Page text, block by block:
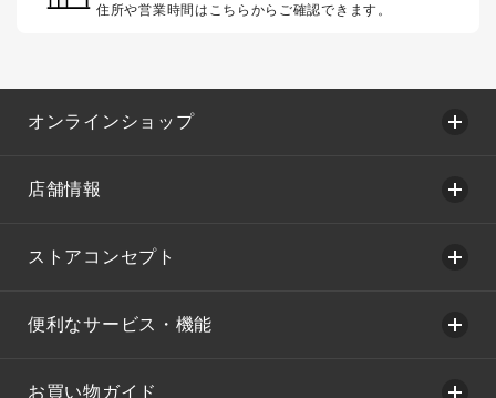
住所や営業時間はこちらからご確認できます。
オンラインショップ
店舗情報
ストアコンセプト
便利なサービス・機能
お買い物ガイド